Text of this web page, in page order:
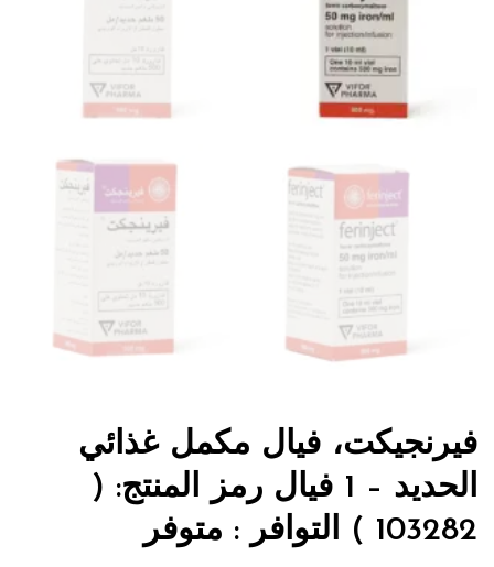
فيرنجيكت، فيال مكمل غذائي
الحديد – 1 فيال رمز المنتج: (
103282 ) التوافر : متوفر